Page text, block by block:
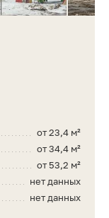
от 23,4 м²
от 34,4 м²
от 53,2 м²
нет данных
нет данных